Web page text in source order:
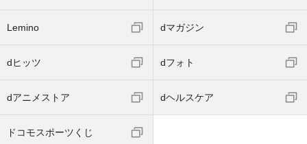
Lemino dマガジン
dヒッツ dフォト
dアニメストア dヘルスケア
ドコモスポーツくじ